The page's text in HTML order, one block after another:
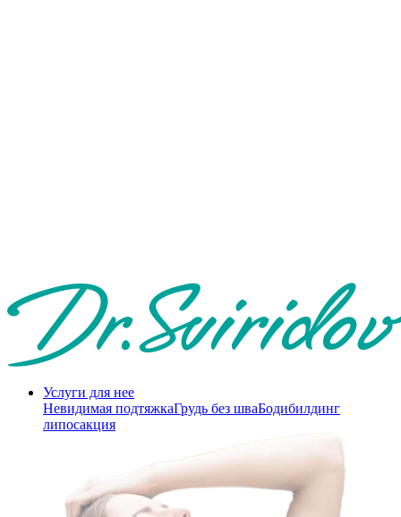
Услуги для нее
Невидимая подтяжкаГрудь без шваБодибилдинг
липосакция